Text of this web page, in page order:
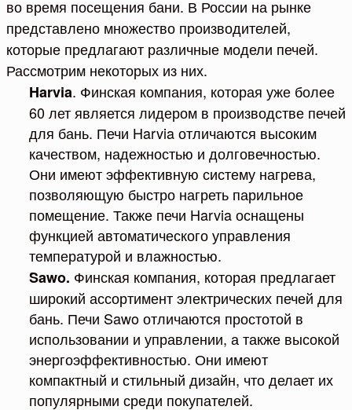
во время посещения бани. В России на рынке
представлено множество производителей,
которые предлагают различные модели печей.
Рассмотрим некоторых из них.
Harvia. Финская компания, которая уже более
60 лет является лидером в производстве печей
для бань. Печи Harvia отличаются высоким
качеством, надежностью и долговечностью.
Они имеют эффективную систему нагрева,
позволяющую быстро нагреть парильное
помещение. Также печи Harvia оснащены
функцией автоматического управления
температурой и влажностью.
Sawo. Финская компания, которая предлагает
широкий ассортимент электрических печей для
бань. Печи Sawo отличаются простотой в
использовании и управлении, а также высокой
энергоэффективностью. Они имеют
компактный и стильный дизайн, что делает их
популярными среди покупателей.